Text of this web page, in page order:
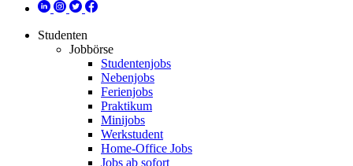
Studenten
Jobbörse
Studentenjobs
Nebenjobs
Ferienjobs
Praktikum
Minijobs
Werkstudent
Home-Office Jobs
Jobs ab sofort